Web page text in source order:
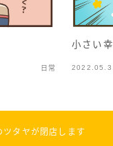
日常
小さい
ツタヤが閉店します